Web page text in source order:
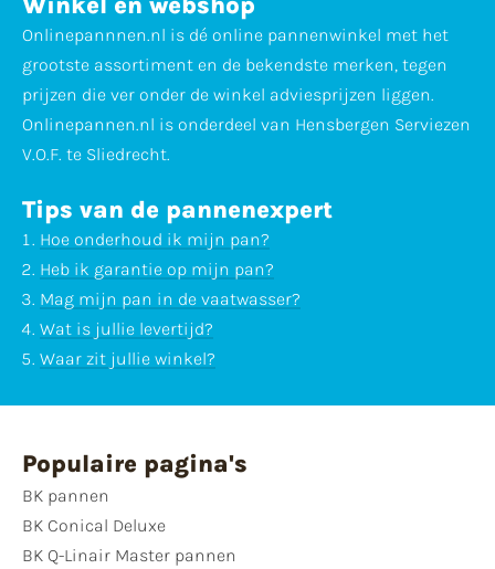
Onlinepannnen.nl is dé online pannenwinkel met het
grootste assortiment en de bekendste merken, tegen
prijzen die ver onder de winkel adviesprijzen liggen.
Onlinepannen.nl is onderdeel van Hensbergen Serviezen
V.O.F. te Sliedrecht.
Tips van de pannenexpert
Hoe onderhoud ik mijn pan?
Heb ik garantie op mijn pan?
Mag mijn pan in de vaatwasser?
Wat is jullie levertijd?
Waar zit jullie winkel?
Populaire pagina's
BK pannen
BK Conical Deluxe
BK Q-Linair Master pannen